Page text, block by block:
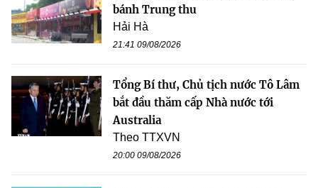
bánh Trung thu
Hải Hà
21:41 09/08/2026
Tổng Bí thư, Chủ tịch nước Tô Lâm
bắt đầu thăm cấp Nhà nước tới
Australia
Theo TTXVN
20:00 09/08/2026